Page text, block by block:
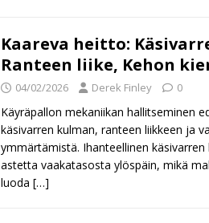
Kaareva heitto:
Ranteen liike, Kehon
04/02/2026 Derek Finley 0
Käyräpallon mekaniikan hallitseminen
käsivarren kulman, ranteen liikkeen ja
ymmärtämistä. Ihanteellinen
astetta vaakatasosta ylöspäin, mikä
luoda […]